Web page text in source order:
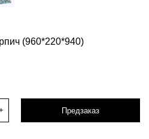
(960*220*940)
Предзаказ